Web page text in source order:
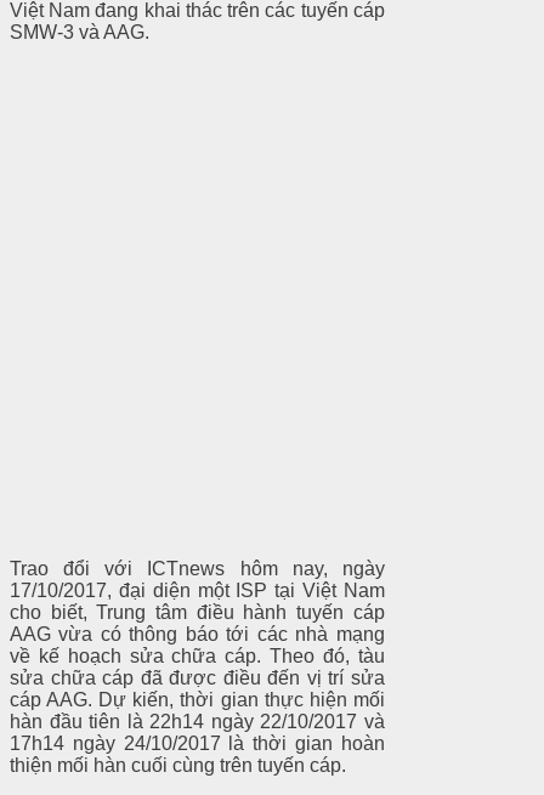
Việt Nam đang khai thác trên các tuyến cáp
SMW-3 và AAG.
Trao đổi với ICTnews hôm nay, ngày
17/10/2017, đại diện một ISP tại Việt Nam
cho biết, Trung tâm điều hành tuyến cáp
AAG vừa có thông báo tới các nhà mạng
về kế hoạch sửa chữa cáp. Theo đó, tàu
sửa chữa cáp đã được điều đến vị trí sửa
cáp AAG. Dự kiến, thời gian thực hiện mối
hàn đầu tiên là 22h14 ngày 22/10/2017 và
17h14 ngày 24/10/2017 là thời gian hoàn
thiện mối hàn cuối cùng trên tuyến cáp.